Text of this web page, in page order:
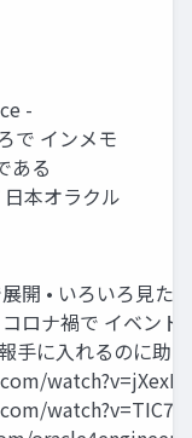
-
で インメモ
ある
日本オラクル
開 • いろいろ見た
ロナ禍で イベント
手に入れるのに助